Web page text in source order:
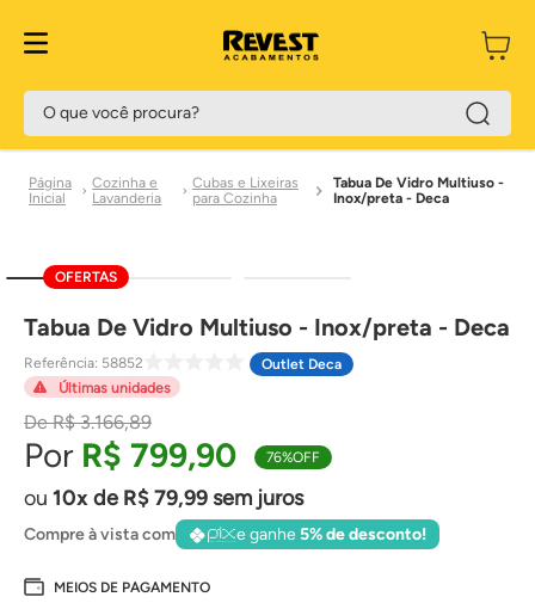
O que você procura?
Cozinha e
Lavanderia
Cubas e Lixeiras
para Cozinha
Tabua De Vidro Multiuso -
Inox/preta - Deca
Tabua De Vidro Multiuso - Inox/preta - Deca
Referência: 58852
OFERTAS
Outlet Deca
Últimas unidades
R$ 3.166,89
R$ 799,90 76%OFF
10 de R$79,99sem juros
Compre à vista com e ganhe5% de desconto!
MEIOS DE PAGAMENTO